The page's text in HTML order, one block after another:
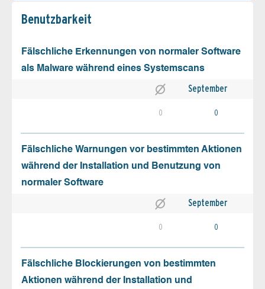
Benutz­barkeit
Fälschliche Erkennungen von normaler Software
als Malware während eines Systemscans
September
0 0
Fälschliche Warnungen vor bestimmten Aktionen
während der Installation und Benutzung von
normaler Software
September
0 0
Fälschliche Blockierungen von bestimmten
Aktionen während der Installation und